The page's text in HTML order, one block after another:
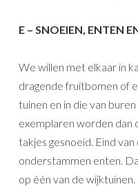
E – SNOEIEN, ENTEN
We willen met elkaar in
dragende fruitbomen of
tuinen en in die van
exemplaren worden dan
takjes gesnoeid. Eind
onderstammen enten.
op één van de wijktuinen.